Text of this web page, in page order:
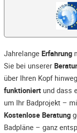
Jahrelange Erfahrung
Sie bei unserer
über Ihren Kopf
funktioniert und dass
um Ihr Badprojekt –
Kostenlose Beratung
Badpläne – ganz